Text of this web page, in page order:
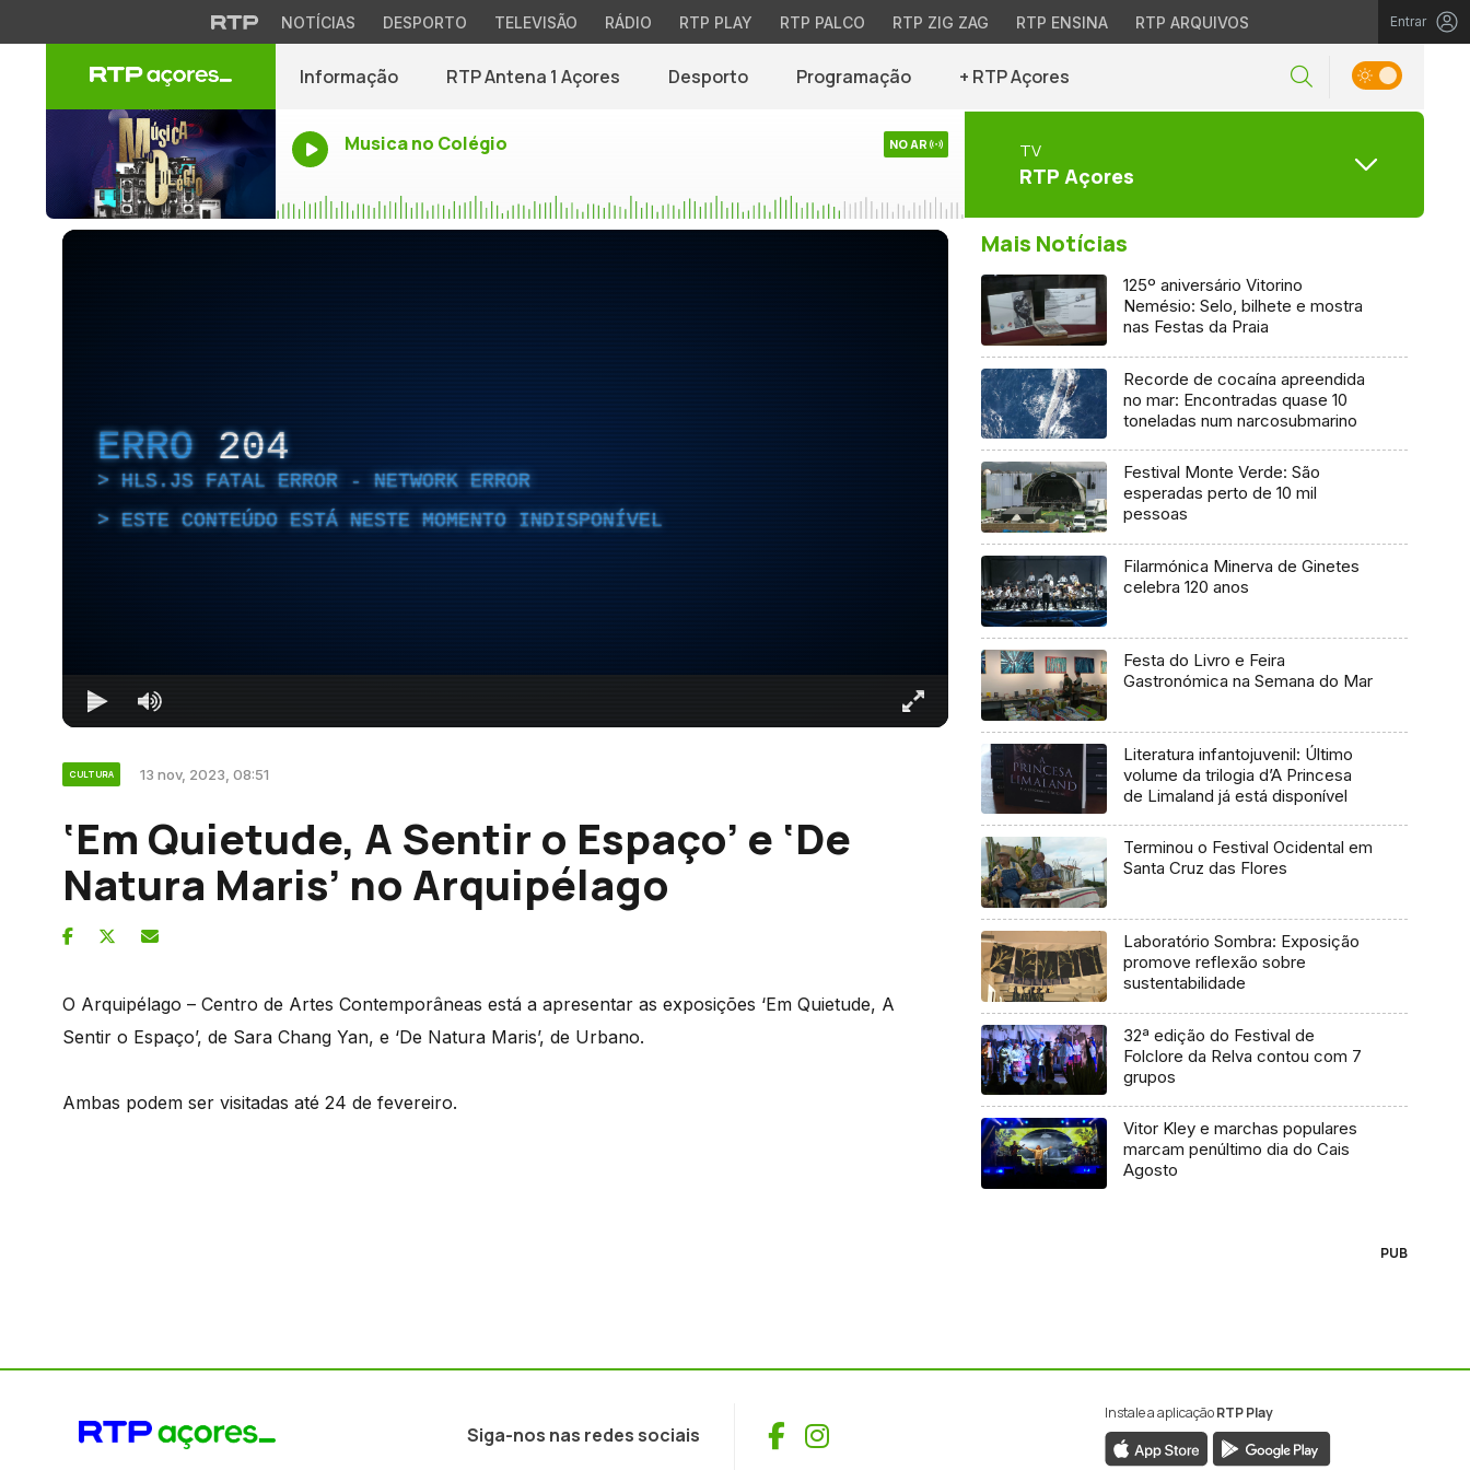
NOTÍCIAS DESPORTO TELEVISÃO RÁDIO RTP PLAY RTP PALCO RTP ZIG ZAG RTP ENSINA RTP ARQUIVOS Entrar
Informação RTP Antena 1 Açores Desporto Programação + RTP Açores
Musica no Colégio NO AR TV
RTP Açores
ERRO 204
HLS.JS FATAL ERROR - NETWORK ERROR
ESTE CONTEÚDO ESTÁ NESTE MOMENTO INDISPONÍVEL
CULTURA 13 nov, 2023, 08:51
‘Em Quietude, A Sentir o Espaço’ e ‘De
Natura Maris’ no Arquipélago
O Arquipélago – Centro de Artes Contemporâneas está a apresentar as exposições ‘Em Quietude, A
Sentir o Espaço’, de Sara Chang Yan, e ‘De Natura Maris’, de Urbano.
Ambas podem ser visitadas até 24 de fevereiro.
Mais Notícias
125º aniversário Vitorino
Nemésio: Selo, bilhete e mostra
nas Festas da Praia
Recorde de cocaína apreendida
no mar: Encontradas quase 10
toneladas num narcosubmarino
Festival Monte Verde: São
esperadas perto de 10 mil
pessoas
Filarmónica Minerva de Ginetes
celebra 120 anos
Festa do Livro e Feira
Gastronómica na Semana do Mar
Literatura infantojuvenil: Último
volume da trilogia d’A Princesa
de Limaland já está disponível
Terminou o Festival Ocidental em
Santa Cruz das Flores
Laboratório Sombra: Exposição
promove reflexão sobre
sustentabilidade
32ª edição do Festival de
Folclore da Relva contou com 7
grupos
Vitor Kley e marchas populares
marcam penúltimo dia do Cais
Agosto
PUB
Siga-nos nas redes sociais Facebook
Instagram
Instale a aplicaçãoRTP Play